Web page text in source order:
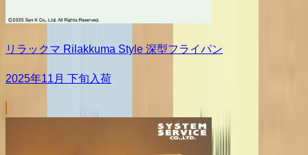
リラックマ Rilakkuma Style 深型フライパン
2025年11月 下旬入荷